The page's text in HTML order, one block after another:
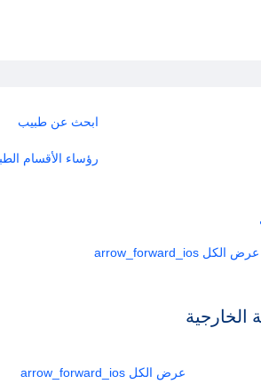
ابحث عن طبيب
رؤساء الأقسام
عرض الكل
الخارجية
عرض الكل